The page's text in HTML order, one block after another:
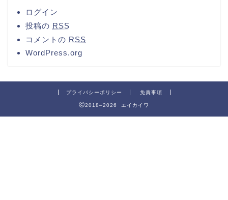
ログイン
投稿の RSS
コメントの RSS
WordPress.org
プライバシーポリシー 免責事項
2018–2026 エイカイワ